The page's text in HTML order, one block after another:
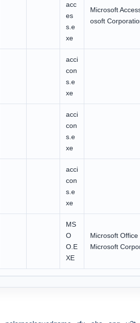
acc
es
s.e
xe
Microsoft
osoft
acci
con
s.e
xe
acci
con
s.e
xe
acci
con
s.e
xe
MS
O
O.E
XE
Microsoft Office
Microsoft